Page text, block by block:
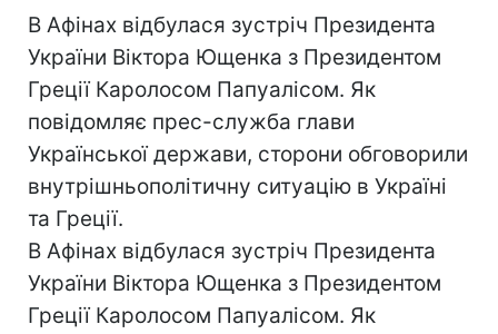
В Афінах відбулася зустріч Президента
України Віктора Ющенка з Президентом
Греції Каролосом Папуалісом. Як
повідомляє прес-служба глави
Української держави, сторони обговорили
внутрішньополітичну ситуацію в Україні
та Греції.
В Афінах відбулася зустріч Президента
України Віктора Ющенка з Президентом
Греції Каролосом Папуалісом. Як